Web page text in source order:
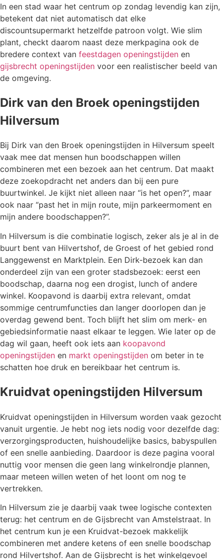
In een stad waar het centrum op zondag levendig kan zijn,
betekent dat niet automatisch dat elke
discountsupermarkt hetzelfde patroon volgt. Wie slim
plant, checkt daarom naast deze merkpagina ook de
bredere context van feestdagen openingstijden en
gijsbrecht openingstijden voor een realistischer beeld van
de omgeving.
Dirk van den Broek openingstijden
Hilversum
Bij Dirk van den Broek openingstijden in Hilversum speelt
vaak mee dat mensen hun boodschappen willen
combineren met een bezoek aan het centrum. Dat maakt
deze zoekopdracht net anders dan bij een pure
buurtwinkel. Je kijkt niet alleen naar “is het open?”, maar
ook naar “past het in mijn route, mijn parkeermoment en
mijn andere boodschappen?”.
In Hilversum is die combinatie logisch, zeker als je al in de
buurt bent van Hilvertshof, de Groest of het gebied rond
Langgewenst en Marktplein. Een Dirk-bezoek kan dan
onderdeel zijn van een groter stadsbezoek: eerst een
boodschap, daarna nog een drogist, lunch of andere
winkel. Koopavond is daarbij extra relevant, omdat
sommige centrumfuncties dan langer doorlopen dan je
overdag gewend bent. Toch blijft het slim om merk- en
gebiedsinformatie naast elkaar te leggen. Wie later op de
dag wil gaan, heeft ook iets aan koopavond
openingstijden en markt openingstijden om beter in te
schatten hoe druk en bereikbaar het centrum is.
Kruidvat openingstijden Hilversum
Kruidvat openingstijden in Hilversum worden vaak gezocht
vanuit urgentie. Je hebt nog iets nodig voor dezelfde dag:
verzorgingsproducten, huishoudelijke basics, babyspullen
of een snelle aanbieding. Daardoor is deze pagina vooral
nuttig voor mensen die geen lang winkelrondje plannen,
maar meteen willen weten of het loont om nog te
vertrekken.
In Hilversum zie je daarbij vaak twee logische contexten
terug: het centrum en de Gijsbrecht van Amstelstraat. In
het centrum kun je een Kruidvat-bezoek makkelijk
combineren met andere ketens of een snelle boodschap
rond Hilvertshof. Aan de Gijsbrecht is het winkelgevoel